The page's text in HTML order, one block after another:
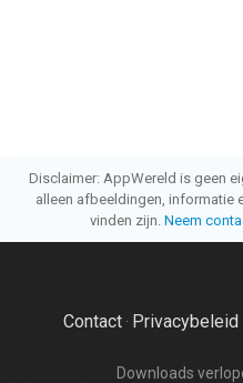
Disclaimer: AppWereld is geen
alleen afbeeldingen, informatie
vinden zijn. Neem
Contact· Privacybeleid
Downloads